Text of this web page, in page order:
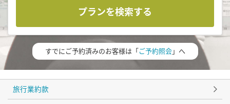
プランを検索する
すでにご予約済みのお客様は「ご予約照会」へ
旅行業約款